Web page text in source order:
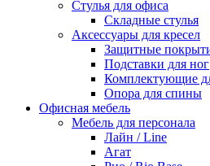
Стулья для офиса
Складные стулья
Аксессуары для кресел
Защитные
Подставки для ног
Комплектующие
Опора для спины
Офисная мебель
Мебель для персонала
Лайн / Line
Агат